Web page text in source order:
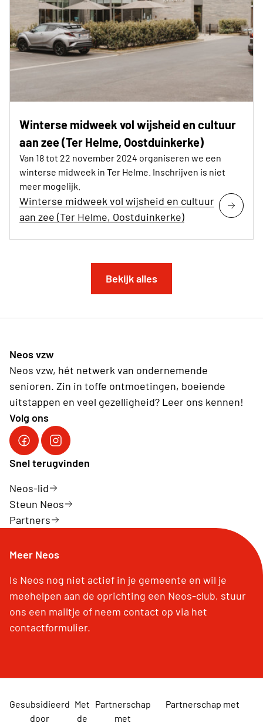
Winterse midweek vol wijsheid en cultuur
aan zee (Ter Helme, Oostduinkerke)
Van 18 tot 22 november 2024 organiseren we een
winterse midweek in Ter Helme. Inschrijven is niet
meer mogelijk.
Winterse midweek vol wijsheid en cultuur
aan zee (Ter Helme, Oostduinkerke)
Bekijk alles
Neos vzw
Neos vzw, hét netwerk van ondernemende
senioren. Zin in toffe ontmoetingen, boeiende
uitstappen en veel gezelligheid? Leer ons kennen!
Volg ons
Facebook Neos vzw
Instagram Neos vzw
Snel terugvinden
Neos-lid
Steun Neos
Partners
Meer Neos
Is Neos nog niet actief in je gemeente en wil je
meehelpen aan de oprichting een Neos-club, stuur
ons een mailtje of neem contact op via het
contactformulier.
Gesubsidieerd
door
Met
de
Partnerschap
met
Partnerschap met